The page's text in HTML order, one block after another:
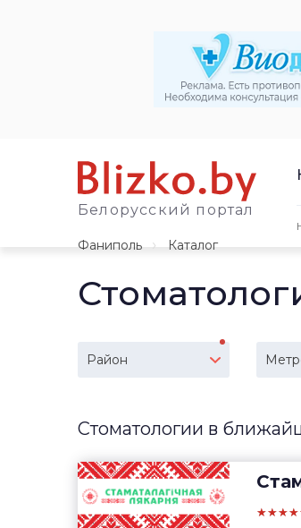
Белорусский портал
Фаниполь
Каталог
Район
Стоматологии в